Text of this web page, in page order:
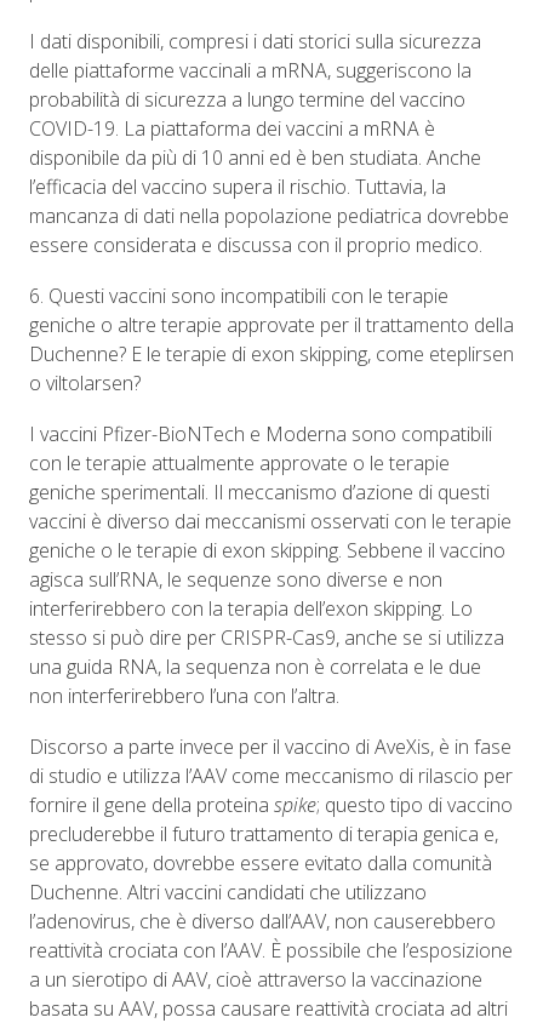
I dati disponibili, compresi i dati storici sulla sicurezza
delle piattaforme vaccinali a mRNA, suggeriscono la
probabilità di sicurezza a lungo termine del vaccino
COVID-19. La piattaforma dei vaccini a mRNA è
disponibile da più di 10 anni ed è ben studiata. Anche
l’efficacia del vaccino supera il rischio. Tuttavia, la
mancanza di dati nella popolazione pediatrica dovrebbe
essere considerata e discussa con il proprio medico.
6. Questi vaccini sono incompatibili con le terapie
geniche o altre terapie approvate per il trattamento della
Duchenne? E le terapie di exon skipping, come eteplirsen
o viltolarsen?
I vaccini Pfizer-BioNTech e Moderna sono compatibili
con le terapie attualmente approvate o le terapie
geniche sperimentali. Il meccanismo d’azione di questi
vaccini è diverso dai meccanismi osservati con le terapie
geniche o le terapie di exon skipping. Sebbene il vaccino
agisca sull’RNA, le sequenze sono diverse e non
interferirebbero con la terapia dell’exon skipping. Lo
stesso si può dire per CRISPR-Cas9, anche se si utilizza
una guida RNA, la sequenza non è correlata e le due
non interferirebbero l’una con l’altra.
Discorso a parte invece per il vaccino di AveXis, è in fase
di studio e utilizza l’AAV come meccanismo di rilascio per
fornire il gene della proteina spike; questo tipo di vaccino
precluderebbe il futuro trattamento di terapia genica e,
se approvato, dovrebbe essere evitato dalla comunità
Duchenne. Altri vaccini candidati che utilizzano
l’adenovirus, che è diverso dall’AAV, non causerebbero
reattività crociata con l’AAV. È possibile che l’esposizione
a un sierotipo di AAV, cioè attraverso la vaccinazione
basata su AAV, possa causare reattività crociata ad altri